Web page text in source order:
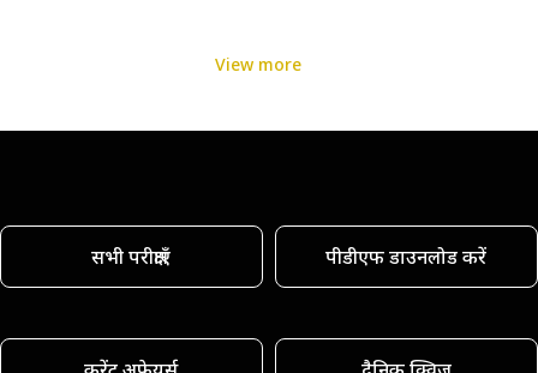
View more
सभी परीक्षाएँ पीडीएफ डाउनलोड करें